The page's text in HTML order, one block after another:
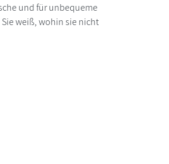
und für unbequeme
weiß, wohin sie nicht